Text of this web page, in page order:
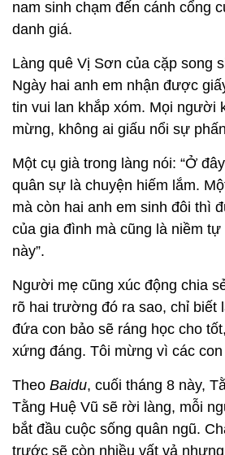
nam sinh chạm đến cánh cổng
danh giá.
Làng quê Vị Sơn của cặp song
Ngày hai anh em nhận được
tin vui lan khắp xóm. Mọi người
mừng, không ai giấu nổi sự
Một cụ già trong làng nói: “Ở
quân sự là chuyện hiếm lắm.
mà còn hai anh em sinh đôi thì
của gia đình mà cũng là niềm tự
này”.
Người mẹ cũng xúc động chia
rõ hai trường đó ra sao, chỉ biết
đứa con bảo sẽ ráng học cho
xứng đáng. Tôi mừng vì các con
Theo Baidu, cuối tháng 8 này,
Tằng Huệ Vũ sẽ rời làng, mỗi
bắt đầu cuộc sống quân ngũ.
trước sẽ còn nhiều vất vả